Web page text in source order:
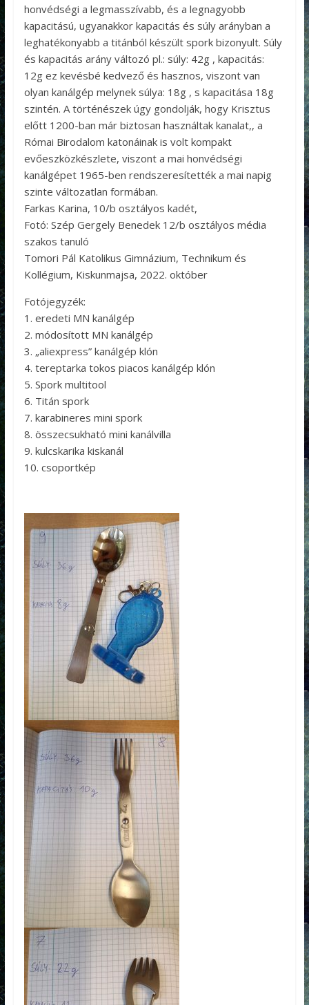
honvédségi a legmasszívabb, és a legnagyobb
kapacitású, ugyanakkor kapacitás és súly arányban a
leghatékonyabb a titánból készült spork bizonyult. Súly
és kapacitás arány változó pl.: súly: 42g , kapacitás:
12g ez kevésbé kedvező és hasznos, viszont van
olyan kanálgép melynek súlya: 18g , s kapacitása 18g
szintén. A történészek úgy gondolják, hogy Krisztus
előtt 1200-ban már biztosan használtak kanalat,, a
Római Birodalom katonáinak is volt kompakt
evőeszközkészlete, viszont a mai honvédségi
kanálgépet 1965-ben rendszeresítették a mai napig
szinte változatlan formában.
Farkas Karina, 10/b osztályos kadét,
Fotó: Szép Gergely Benedek 12/b osztályos média
szakos tanuló
Tomori Pál Katolikus Gimnázium, Technikum és
Kollégium, Kiskunmajsa, 2022. október
Fotójegyzék:
1. eredeti MN kanálgép
2. módosított MN kanálgép
3. „aliexpress” kanálgép klón
4. tereptarka tokos piacos kanálgép klón
5. Spork multitool
6. Titán spork
7. karabineres mini spork
8. összecsukható mini kanálvilla
9. kulcskarika kiskanál
10. csoportkép